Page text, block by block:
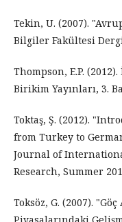
Tekin, U. (2007).
Bilgiler Fakültesi
Thompson, E.P.
Birikim Yayınları, 3.
Toktaş, Ş. (2012).
from Turkey to
Journal of
Research, Summer
Toksöz, G. (2007).